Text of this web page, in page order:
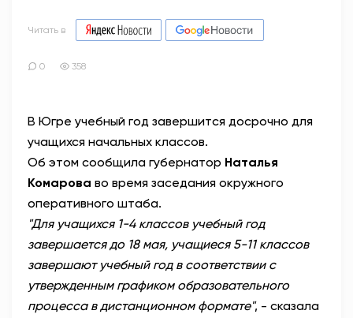
СПОРТ
АНТИТЕРРОР
НОВОСТИ
ОФИЦИАЛЬНО
81,41
Читать в
0 358
В Югре учебный год завершится досрочно для
учащихся начальных классов.⠀
Об этом сообщила губернатор Наталья
Комарова во время заседания окружного
оперативного штаба.⠀
"Для учащихся 1-4 классов учебный год
завершается до 18 мая, учащиеся 5-11 классов
завершают учебный год в соответствии с
утвержденным графиком образовательного
процесса в дистанционном формате", - сказала